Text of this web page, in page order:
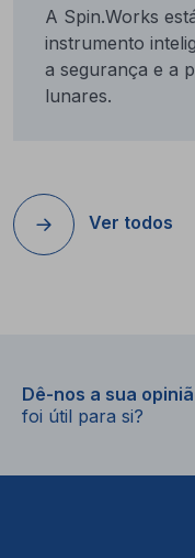
A Spin.Works
instrumento
a segurança e a
lunares.
Ver todos
Dê-nos a sua
foi útil para si?